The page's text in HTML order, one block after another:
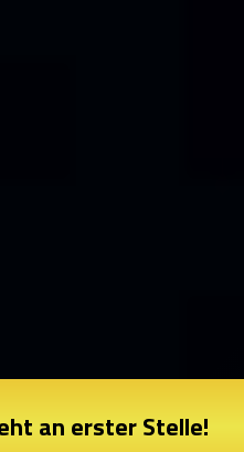
an erster Stelle!